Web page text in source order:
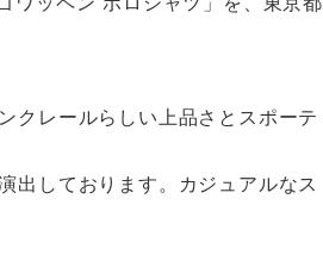
クレールらしい上品さとスポーテ
出しております。カジュアルなス